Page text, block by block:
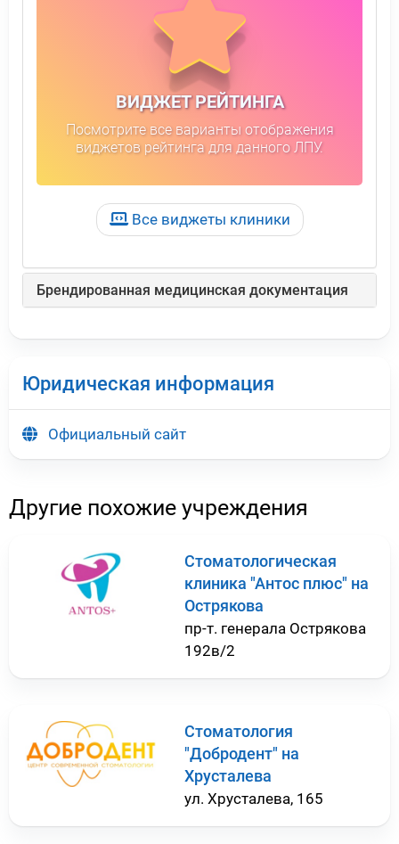
ВИДЖЕТ РЕЙТИНГА
Посмотрите все варианты отображения
виджетов рейтинга для данного ЛПУ.
Все виджеты клиники
Брендированная медицинская документация
Юридическая информация
Официальный сайт
Другие похожие учреждения
Стоматологическая
клиника "Антос плюс" на
Острякова
пр-т. генерала Острякова
192в/2
Стоматология
"Добродент" на
Хрусталева
ул. Хрусталева, 165